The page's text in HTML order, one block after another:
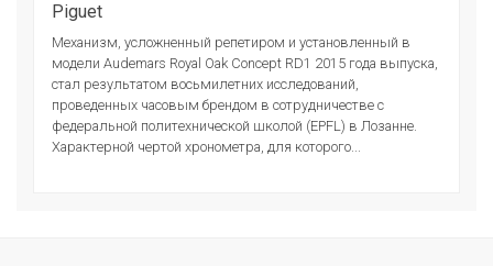
Piguet
Механизм, усложненный репетиром и установленный в
модели Audemars Royal Oak Concept RD1 2015 года выпуска,
стал результатом восьмилетних исследований,
проведенных часовым брендом в сотрудничестве с
федеральной политехнической школой (EPFL) в Лозанне.
Характерной чертой хронометра, для которого...